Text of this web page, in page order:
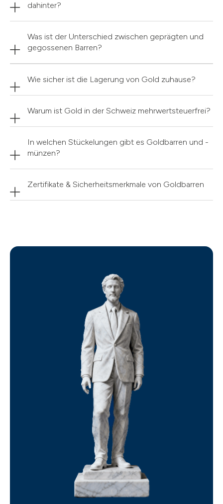
dahinter?
Was ist der Unterschied zwischen geprägten und
gegossenen Barren?
Wie sicher ist die Lagerung von Gold zuhause?
Warum ist Gold in der Schweiz mehrwertsteuerfrei?
In welchen Stückelungen gibt es Goldbarren und -
münzen?
Zertifikate & Sicherheitsmerkmale von Goldbarren